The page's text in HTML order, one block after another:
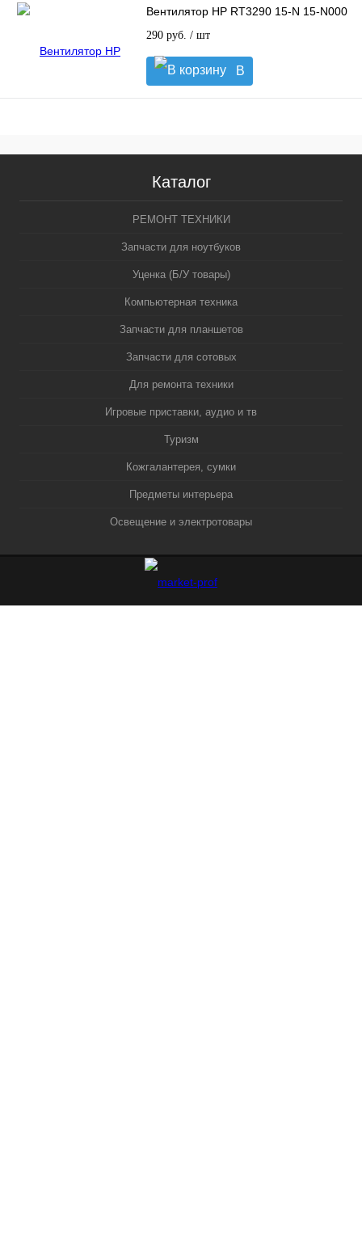
Вентилятор HP RT3290 15-N 15-N000
290 руб. / шт
В
корзину
Каталог
РЕМОНТ ТЕХНИКИ
Запчасти для ноутбуков
Уценка (Б/У товары)
Компьютерная техника
Запчасти для планшетов
Запчасти для сотовых
Для ремонта техники
Игровые приставки, аудио и тв
Туризм
Кожгалантерея, сумки
Предметы интерьера
Освещение и электротовары